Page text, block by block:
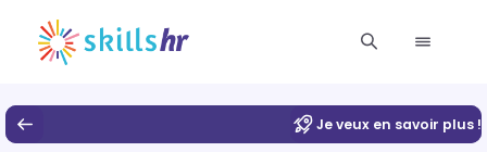
Je veux en savoir plus !